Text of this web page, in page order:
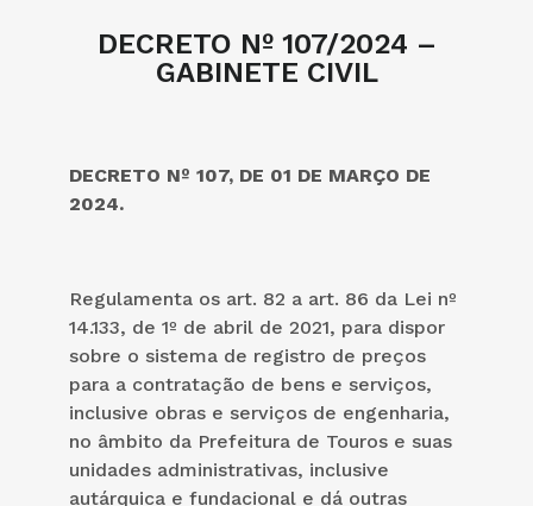
DECRETO Nº 107/2024 –
GABINETE CIVIL
DECRETO Nº 107, DE 01 DE MARÇO DE
2024.
Regulamenta os art. 82 a art. 86 da Lei nº
14.133, de 1º de abril de 2021, para dispor
sobre o sistema de registro de preços
para a contratação de bens e serviços,
inclusive obras e serviços de engenharia,
no âmbito da Prefeitura de Touros e suas
unidades administrativas, inclusive
autárquica e fundacional e dá outras